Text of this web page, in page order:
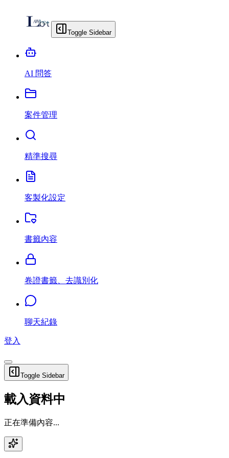
Toggle Sidebar
AI 問答
案件管理
精準搜尋
客製化設定
書籤內容
卷證書籤、去識別化
聊天紀錄
登入
Toggle Sidebar
載入資料中
正在準備內容...